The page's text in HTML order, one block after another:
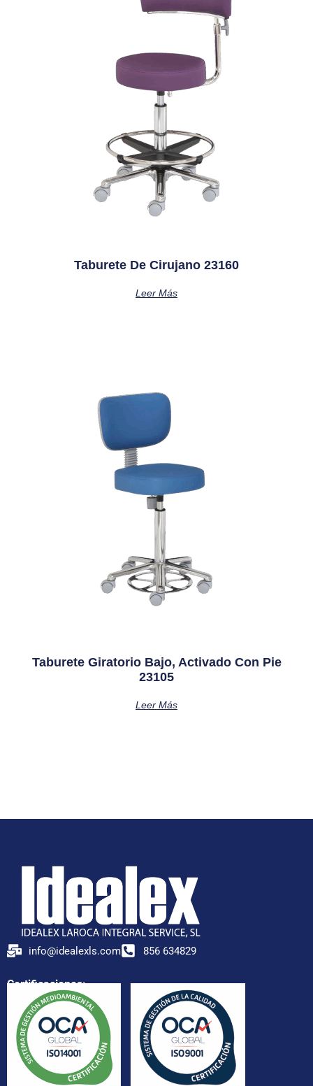
Taburete De Cirujano 23160
Leer Más
Taburete Giratorio Bajo, Activado Con Pie
23105
Leer Más
info@idealexls.com 856 634829
Certificaciones: